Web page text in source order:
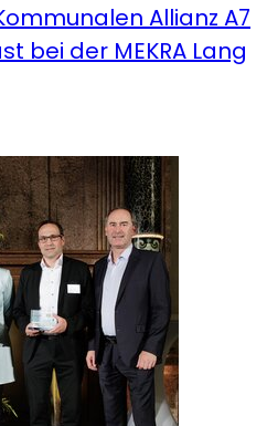
Allianz A7
bei der MEKRA Lang